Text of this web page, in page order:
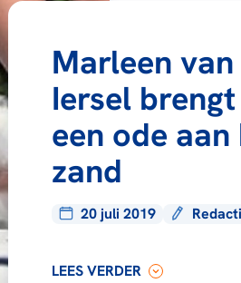
Marleen van
Iersel brengt
een ode aan
zand
20 juli 2019
LEES VERDER